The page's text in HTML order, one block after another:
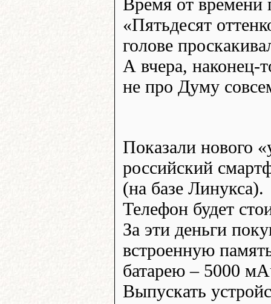
«Пятьдесят
голове
А вчера, наконец-
не про Думу
Показали нового
российский
(на базе Линукса).
Телефон будет
За эти деньги
встроенную
батарею – 5000
Выпускать